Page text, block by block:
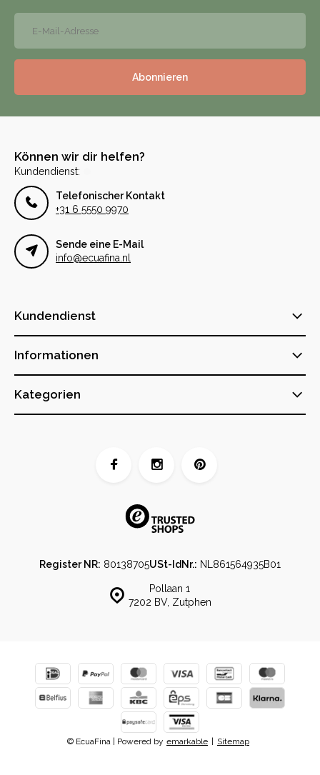
Abonnieren
Können wir dir helfen?
Kundendienst:
Telefonischer Kontakt
+31 6 5550 9970
Sende eine E-Mail
info@ecuafina.nl
Kundendienst
Informationen
Kategorien
Pollaan 1
7202 BV, Zutphen
Register NR: 80138705USt-IdNr.: NL861564935B01
© EcuaFina | Powered by emarkable Sitemap